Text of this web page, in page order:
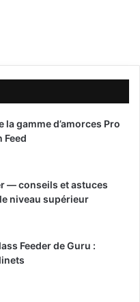
la gamme d’amorces Pro
Feed
— conseils et astuces
niveau supérieur
Feeder de Guru :